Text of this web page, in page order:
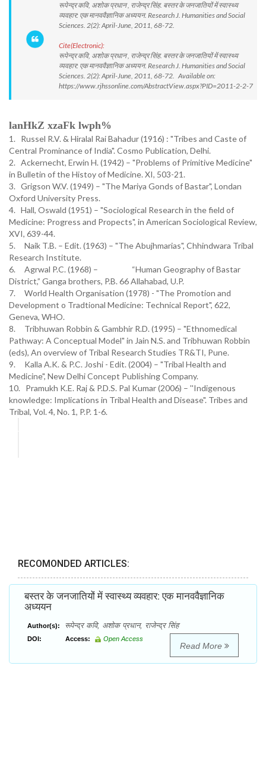
रूपेन्द्र कवि, अशोक प्रधान , राजेन्द्र सिंह. बस्तर के जनजातियों में स्वास्थ्य
व्यवहार: एक मानववैज्ञानिक अध्ययन. Research J. Humanities and Social
Sciences. 2(2): April-June, 2011, 68-72.
Cite(Electronic):
रूपेन्द्र कवि, अशोक प्रधान , राजेन्द्र सिंह. बस्तर के जनजातियों में स्वास्थ्य
व्यवहार: एक मानववैज्ञानिक अध्ययन. Research J. Humanities and Social
Sciences. 2(2): April-June, 2011, 68-72. Available on:
https://www.rjhssonline.com/AbstractView.aspx?PID=2011-2-2-7
lanHkZ xzaFk lwph%
1. Russel R.V. & Hiralal Rai Bahadur (1916) : "Tribes and Caste of
Central Prominance of India". Cosmo Publication, Delhi.
2. Ackernecht, Erwin H. (1942) – "Problems of Primitive Medicine"
in Bulletin of the Histoy of Medicine. XI, 503-21.
3. Grigson W.V. (1949) – "The Mariya Gonds of Bastar", Londan
Oxford University Press.
4. Hall, Oswald (1951) – "Sociological Research in the field of
Medicine: Progress and Propects", in American Sociological Review,
XVI, 639-44.
5. Naik T.B. – Edit. (1963) – "The Abujhmarias", Chhindwara Tribal
Research Institute.
6. Agrwal P.C. (1968) – “Human Geography of Bastar
District,” Ganga brothers, P.B. 66 Allahabad, U.P.
7. World Health Organisation (1978) - "The Promotion and
Development o Tradtional Medicine: Technical Report", 622,
Geneva, WHO.
8. Tribhuwan Robbin & Gambhir R.D. (1995) – "Ethnomedical
Pathway: A Conceptual Model" in Jain N.S. and Tribhuwan Robbin
(eds), An overview of Tribal Research Studies TR&TI, Pune.
9. Kalla A.K. & P.C. Joshi - Edit. (2004) – "Tribal Health and
Medicine", New Delhi Concept Publishing Company.
10. Pramukh K.E. Raj & P.D.S. Pal Kumar (2006) – ''Indigenous
knowledge: Implications in Tribal Health and Disease". Tribes and
Tribal, Vol. 4, No. 1, P.P. 1-6.
RECOMONDED ARTICLES:
बस्तर के जनजातियों में स्वास्थ्य व्यवहार: एक मानववैज्ञानिक
अध्ययन
Author(s): रूपेन्द्र कवि, अशोक प्रधान, राजेन्द्र सिंह
DOI: Access: Open Access
Read More